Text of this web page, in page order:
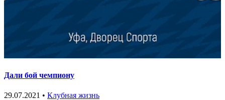
Дали бой чемпиону
29.07.2021 • Клубная жизнь